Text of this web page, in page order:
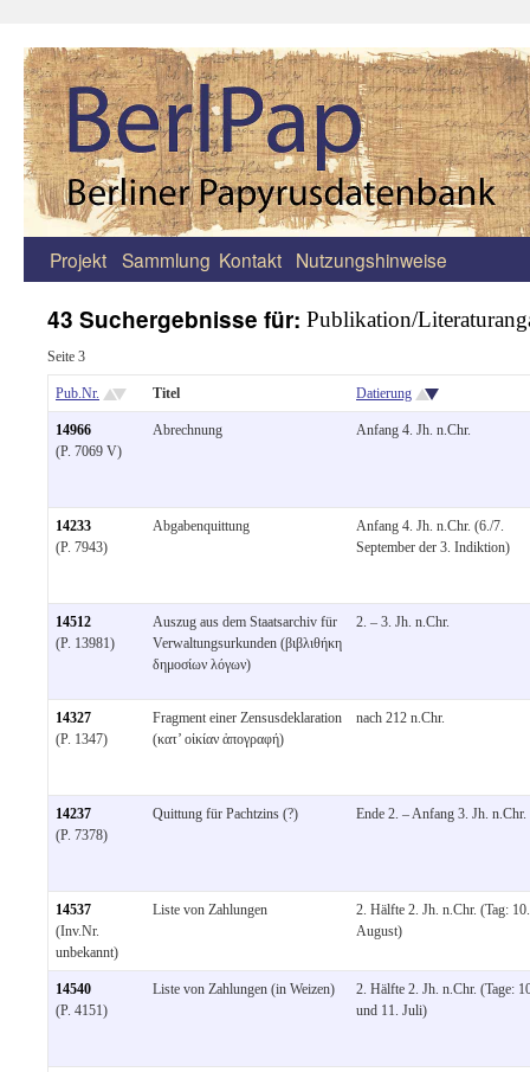
Zum
springen
Projekt Sammlung Kontakt Nutzungshinweise
43 Suchergebnisse für: Publikation/
Seite 3
Pub.Nr. Titel Datierung
14966
(P. 7069 V)
Abrechnung Anfang 4. Jh. n.Chr.
14233
(P. 7943)
Abgabenquittung
Anfang 4. Jh. n.Chr. (6./7.
September der 3. Indiktion)
14512
(P. 13981)
Auszug aus dem Staatsarchiv für
Verwaltungsurkunden (βιβλιθήκη
δημοσίων λόγων)
2. – 3. Jh. n.Chr.
14327
(P. 1347)
Fragment einer Zensusdeklaration
(κατ’ οἰκίαν ἀπογραφή)
nach 212 n.Chr.
14237
(P. 7378)
Quittung für Pachtzins (?) Ende 2. – Anfang 3. Jh. n.Chr.
14537
(Inv.Nr.
unbekannt)
Liste von Zahlungen
2. Hälfte 2. Jh. n.Chr. (Tag: 10.
August)
14540
(P. 4151)
Liste von Zahlungen (in Weizen)
2. Hälfte 2. Jh. n.Chr. (Tage:
und 11. Juli)